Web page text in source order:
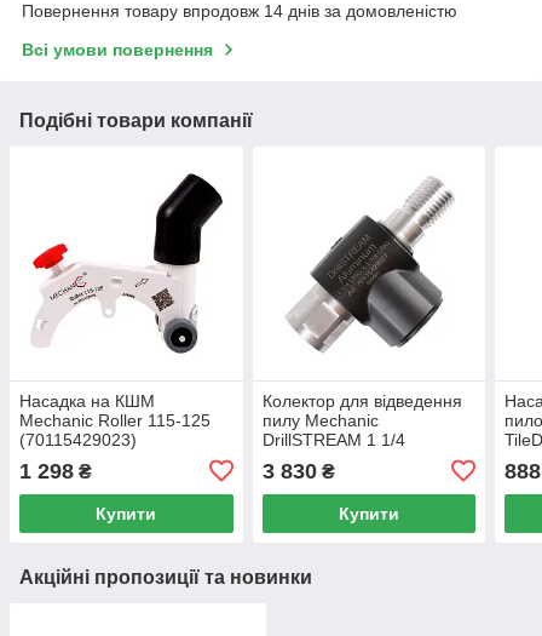
Повернення товару впродовж 14 днів за домовленістю
Всі умови повернення
Подібні товари компанії
Насадка на КШМ
Mechanic Roller 115-125
(70115429023)
1 298 ₴
Купити
Колектор для відведення
пилу Mechanic
DrillSTREAM 1 1/4
Aluminum (70115429037)
3 830₴
Купити
888
Акційні пропозиції та новинки